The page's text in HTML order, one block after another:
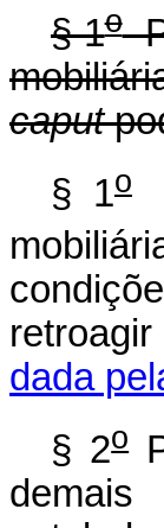
§ 1o
caput
§ 1o
dada
§ 2o